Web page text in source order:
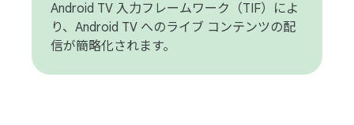
Android TV 入力フレームワーク（TIF）によ
り、Android TV へのライブ コンテンツの配
信が簡略化されます。